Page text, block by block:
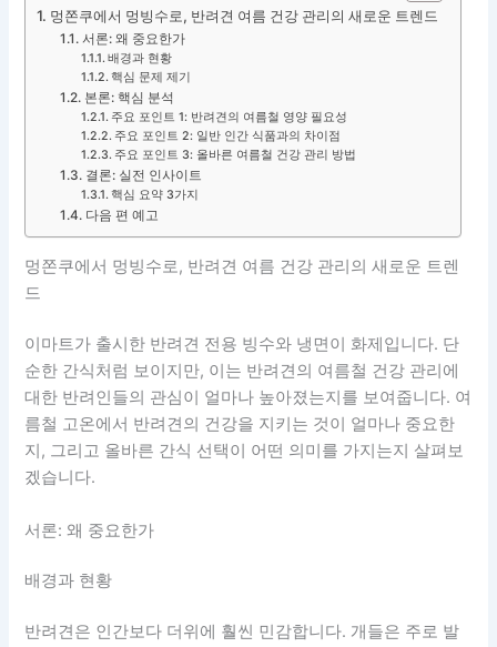
멍쫀쿠에서 멍빙수로, 반려견 여름 건강 관리의 새로운 트렌드
서론: 왜 중요한가
배경과 현황
핵심 문제 제기
본론: 핵심 분석
주요 포인트 1: 반려견의 여름철 영양 필요성
주요 포인트 2: 일반 인간 식품과의 차이점
주요 포인트 3: 올바른 여름철 건강 관리 방법
결론: 실전 인사이트
핵심 요약 3가지
다음 편 예고
멍쫀쿠에서 멍빙수로, 반려견 여름 건강 관리의 새로운 트렌
드
이마트가 출시한 반려견 전용 빙수와 냉면이 화제입니다. 단
순한 간식처럼 보이지만, 이는 반려견의 여름철 건강 관리에
대한 반려인들의 관심이 얼마나 높아졌는지를 보여줍니다. 여
름철 고온에서 반려견의 건강을 지키는 것이 얼마나 중요한
지, 그리고 올바른 간식 선택이 어떤 의미를 가지는지 살펴보
겠습니다.
서론: 왜 중요한가
배경과 현황
반려견은 인간보다 더위에 훨씬 민감합니다. 개들은 주로 발